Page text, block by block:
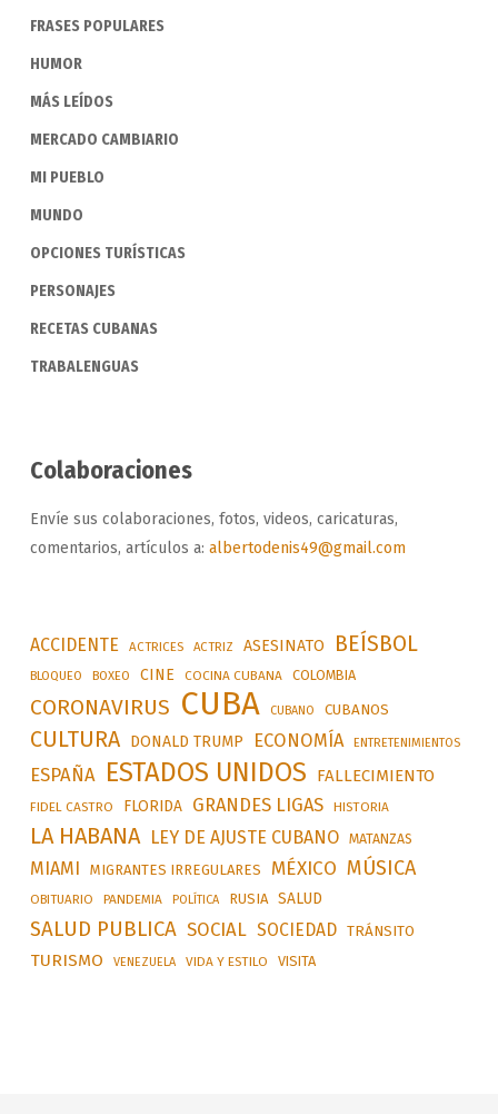
FRASES POPULARES
HUMOR
MÁS LEÍDOS
MERCADO CAMBIARIO
MI PUEBLO
MUNDO
OPCIONES TURÍSTICAS
PERSONAJES
RECETAS CUBANAS
TRABALENGUAS
Colaboraciones
Envíe sus colaboraciones, fotos, videos, caricaturas,
comentarios, artículos a: albertodenis49@gmail.com
ACCIDENTE ACTRICES ACTRIZ ASESINATO BEÍSBOL
BLOQUEO BOXEO CINE COCINA CUBANA COLOMBIA
CORONAVIRUS CUBA CUBANO CUBANOS
CULTURA DONALD TRUMP ECONOMÍA ENTRETENIMIENTOS
ESPAÑA ESTADOS UNIDOS FALLECIMIENTO
FIDEL CASTRO FLORIDA GRANDES LIGAS HISTORIA
LA HABANA LEY DE AJUSTE CUBANO MATANZAS
MIAMI MIGRANTES IRREGULARES MÉXICO MÚSICA
OBITUARIO PANDEMIA POLÍTICA RUSIA SALUD
SALUD PUBLICA SOCIAL SOCIEDAD TRÁNSITO
TURISMO VENEZUELA VIDA Y ESTILO VISITA